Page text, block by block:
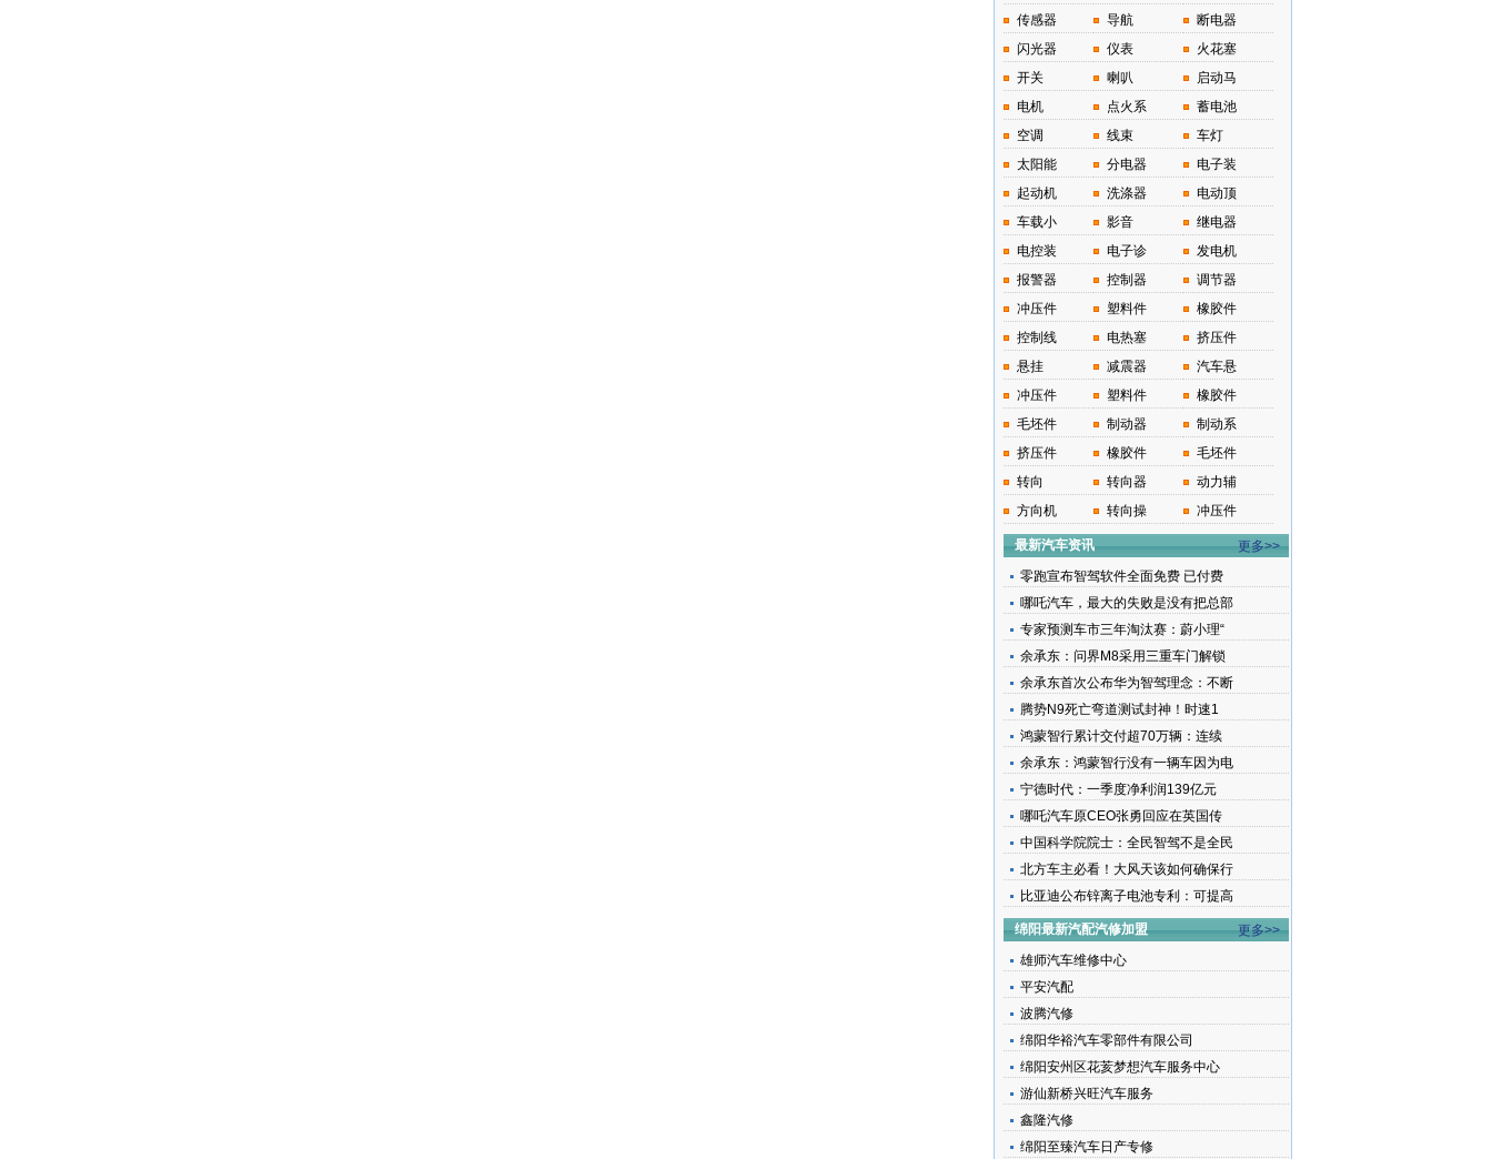
传感器
导航
断电器
闪光器
仪表
火花塞
开关
喇叭
启动马
电机
点火系
蓄电池
空调
线束
车灯
太阳能
分电器
电子装
起动机
洗涤器
电动顶
车载小
影音
继电器
电控装
电子诊
发电机
报警器
控制器
调节器
冲压件
塑料件
橡胶件
控制线
电热塞
挤压件
悬挂
减震器
汽车悬
冲压件
塑料件
橡胶件
毛坯件
制动器
制动系
挤压件
橡胶件
毛坯件
转向
转向器
动力辅
方向机
转向操 冲压件
最新汽车资讯
更多>>
零跑宣布智驾软件全面免费 已付费
哪吒汽车，最大的失败是没有把总部
专家预测车市三年淘汰赛：蔚小理“
余承东：问界M8采用三重车门解锁
余承东首次公布华为智驾理念：不断
腾势N9死亡弯道测试封神！时速1
鸿蒙智行累计交付超70万辆：连续
余承东：鸿蒙智行没有一辆车因为电
宁德时代：一季度净利润139亿元
哪吒汽车原CEO张勇回应在英国传
中国科学院院士：全民智驾不是全民
北方车主必看！大风天该如何确保行
比亚迪公布锌离子电池专利：可提高
绵阳最新汽配汽修加盟
更多>>
雄师汽车维修中心
平安汽配
波腾汽修
绵阳华裕汽车零部件有限公司
绵阳安州区花荄梦想汽车服务中心
游仙新桥兴旺汽车服务
鑫隆汽修
绵阳至臻汽车日产专修